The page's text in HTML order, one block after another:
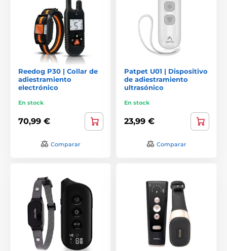
Reedog P30 | Collar de
adiestramiento
electrónico
En stock
70,99 €
Comparar
Patpet U01 | Dispositivo
de adiestramiento
ultrasónico
En stock
23,99 €
Comparar